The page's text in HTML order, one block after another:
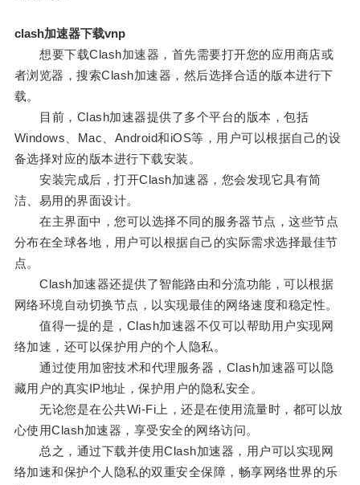
clash加速器下载vnp
想要下载Clash加速器，首先需要打开您的应用商店或
者浏览器，搜索Clash加速器，然后选择合适的版本进行下
载。
目前，Clash加速器提供了多个平台的版本，包括
Windows、Mac、Android和iOS等，用户可以根据自己的设
备选择对应的版本进行下载安装。
安装完成后，打开Clash加速器，您会发现它具有简
洁、易用的界面设计。
在主界面中，您可以选择不同的服务器节点，这些节点
分布在全球各地，用户可以根据自己的实际需求选择最佳节
点。
Clash加速器还提供了智能路由和分流功能，可以根据
网络环境自动切换节点，以实现最佳的网络速度和稳定性。
值得一提的是，Clash加速器不仅可以帮助用户实现网
络加速，还可以保护用户的个人隐私。
通过使用加密技术和代理服务器，Clash加速器可以隐
藏用户的真实IP地址，保护用户的隐私安全。
无论您是在公共Wi-Fi上，还是在使用流量时，都可以放
心使用Clash加速器，享受安全的网络访问。
总之，通过下载并使用Clash加速器，用户可以实现网
络加速和保护个人隐私的双重安全保障，畅享网络世界的乐